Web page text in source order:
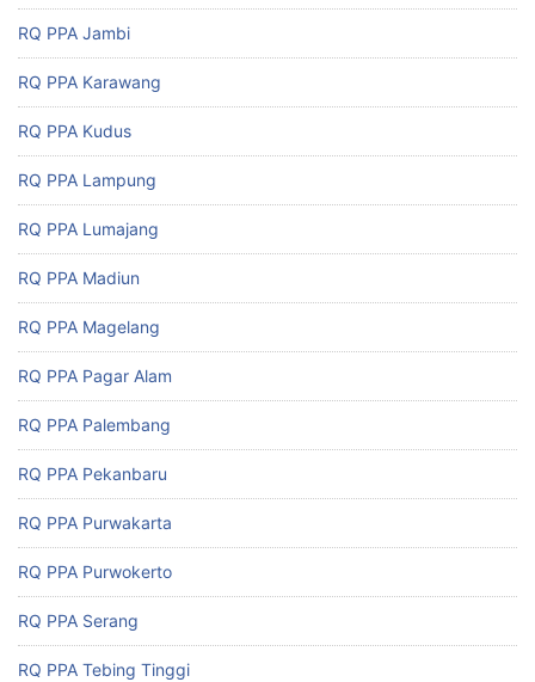
RQ PPA Jambi
RQ PPA Karawang
RQ PPA Kudus
RQ PPA Lampung
RQ PPA Lumajang
RQ PPA Madiun
RQ PPA Magelang
RQ PPA Pagar Alam
RQ PPA Palembang
RQ PPA Pekanbaru
RQ PPA Purwakarta
RQ PPA Purwokerto
RQ PPA Serang
RQ PPA Tebing Tinggi